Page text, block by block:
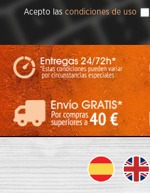
Acepto las condiciones de uso